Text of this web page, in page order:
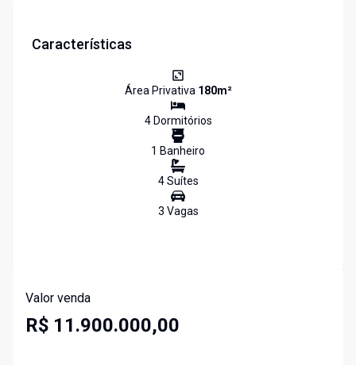
Características
Área Privativa 180m²
4Dormitórios
1 Banheiro
4Suítes
3 Vagas
Valor venda
R$ 11.900.000,00